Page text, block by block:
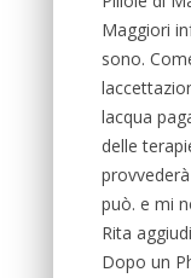
Maggiori
sono.
lacqua
delle
può. e mi
Rita
Dopo un